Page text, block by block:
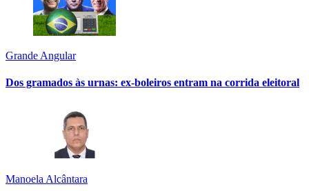
Grande Angular
Dos gramados às urnas: ex-boleiros entram na corrida eleitoral
Manoela Alcântara